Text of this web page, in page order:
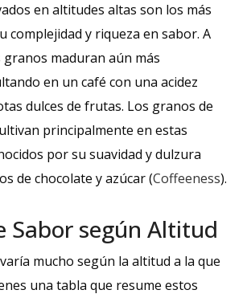
en altitudes altas son los más
complejidad y riqueza en sabor. A
maduran aún más
en un café con una acidez
dulces de frutas. Los granos de
principalmente en estas
por su suavidad y dulzura
de chocolate y azúcar (Coffeeness).
Sabor según Altitud
mucho según la altitud a la que
una tabla que resume estos